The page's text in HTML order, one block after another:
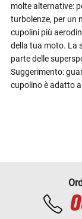
molte alternative:
turbolenze, per un
cupolini più
della tua moto. La
parte delle
Suggerimento:
cupolino è adatto